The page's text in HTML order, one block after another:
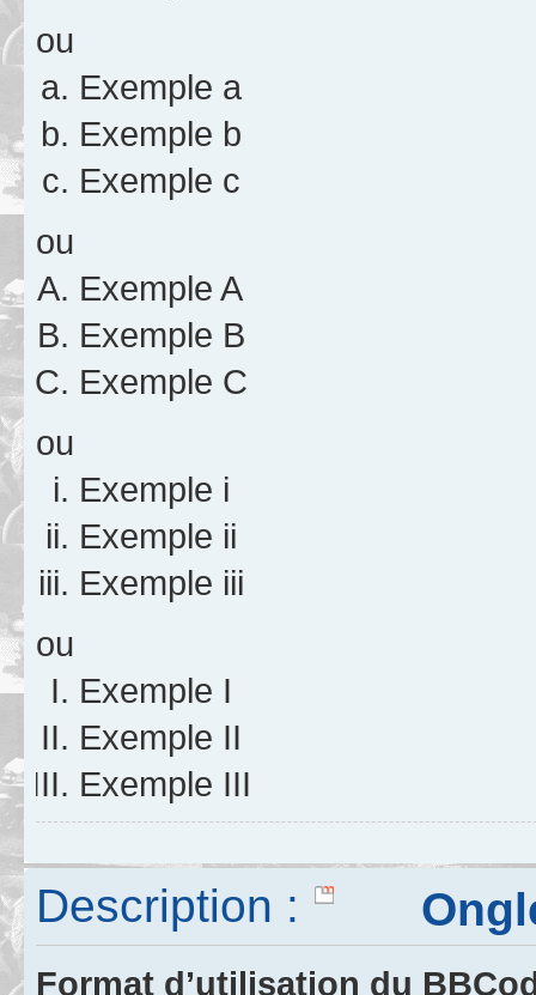
ou
Exemple a
Exemple b
Exemple c
ou
Exemple A
Exemple B
Exemple C
ou
Exemple i
Exemple ii
Exemple iii
ou
Exemple I
Exemple II
Exemple III
Description :
Format d’utilisation du